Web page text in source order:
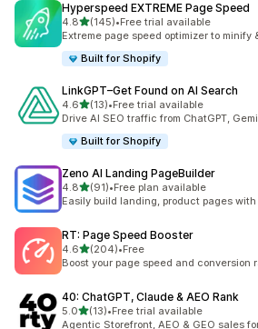
Hyperspeed EXTREME Page Speed
4.8별 5개 중
(145)
총 리뷰 145개
•Free trial available
Extreme page speed optimizer to minify
Built for Shopify
LinkGPT–Get Found on AI Search
4.6별 5개 중
(13)
총 리뷰 13개
•Free trial available
Drive AI SEO traffic from ChatGPT,
Built for Shopify
Zeno AI Landing PageBuilder
4.8별 5개 중
(91)
총 리뷰 91개
•Free plan available
Easily build landing, product pages
RT: Page Speed Booster
4.6별 5개 중
(204)
총 리뷰 204개
•Free
Boost your page speed and conversion
40: ChatGPT, Claude & AEO Rank
5.0별 5개 중
(13)
총 리뷰 13개
•Free trial available
Agentic Storefront, AEO & GEO sales